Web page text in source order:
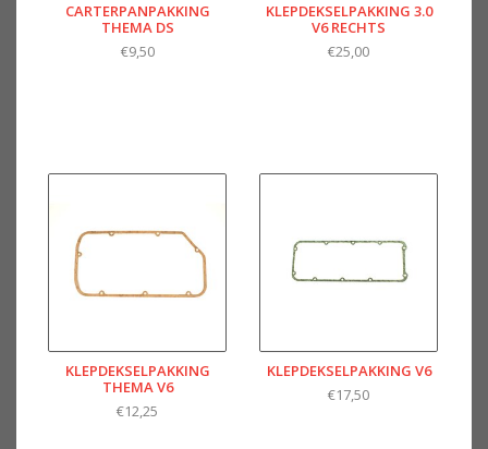
CARTERPANPAKKING
THEMA DS
€9,50
KLEPDEKSELPAKKING 3.0
V6 RECHTS
€25,00
KLEPDEKSELPAKKING
THEMA V6
€12,25
KLEPDEKSELPAKKING V6
€17,50